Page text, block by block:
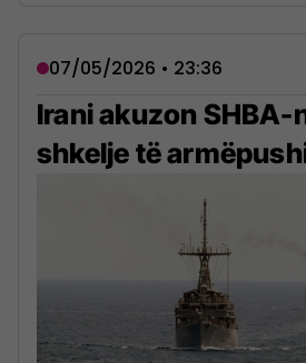
07/05/2026 • 23:36
Irani akuzon SHBA-
shkelje të